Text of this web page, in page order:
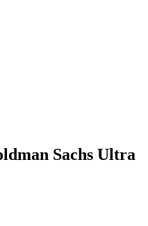
Sachs Ultra